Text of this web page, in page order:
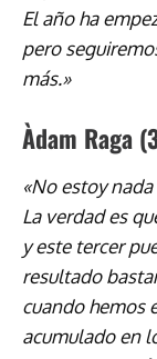
El año ha
pero
más.»
Àdam Raga
«No estoy
La verdad es
y este tercer
resultado
cuando hemos
acumulado en